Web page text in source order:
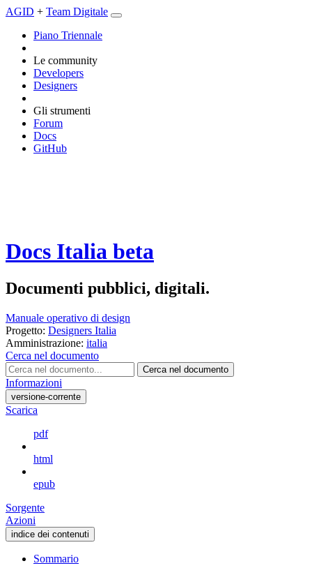
AGID + Team Digitale
Piano Triennale
Le community
Developers
Designers
Gli strumenti
Forum
Docs
GitHub
Docs Italia beta
Documenti pubblici, digitali.
Manuale operativo di design
Progetto: Designers Italia
Amministrazione: italia
Cerca nel documento
Cerca nel documento
Informazioni
versione-corrente
Scarica
pdf
html
epub
Sorgente
Azioni
indice dei contenuti
Sommario